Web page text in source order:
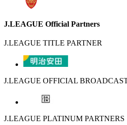
J.LEAGUE Official Partners
J.LEAGUE TITLE PARTNER
J.LEAGUE OFFICIAL
J.LEAGUE PLATINUM PARTNERS